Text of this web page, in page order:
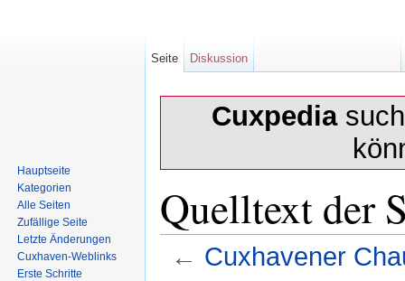
Cuxpedia
Quelltext der
← Cuxhavener
Seite Diskussion
Hauptseite
Kategorien
Alle Seiten
Zufällige Seite
Letzte Änderungen
Cuxhaven-Weblinks
Erste Schritte